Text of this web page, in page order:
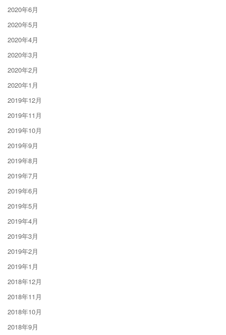
2020年6月
2020年5月
2020年4月
2020年3月
2020年2月
2020年1月
2019年12月
2019年11月
2019年10月
2019年9月
2019年8月
2019年7月
2019年6月
2019年5月
2019年4月
2019年3月
2019年2月
2019年1月
2018年12月
2018年11月
2018年10月
2018年9月